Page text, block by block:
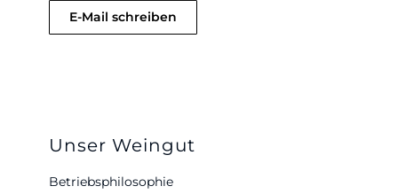
E-Mail schreiben
Unser Weingut
Betriebsphilosophie